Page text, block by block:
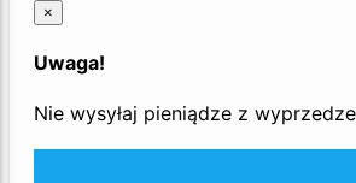
×
Uwaga!
Nie wysyłaj pieniądze z